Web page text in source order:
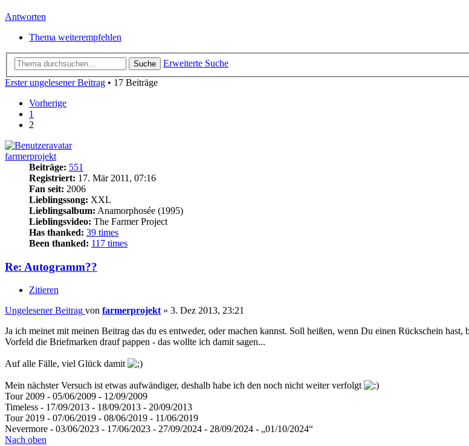
Antworten
Thema weiterempfehlen
Suche
Erweiterte Suche
Erster ungelesener Beitrag • 17 Beiträge
Vorherige
1
2
farmerprojekt
Beiträge: 551
Registriert: 17. Mär 2011, 07:16
Fan seit: 2006
Lieblingssong: XXL
Lieblingsalbum: Anamorphosée (1995)
Lieblingsvideo: The Farmer Project
Has thanked: 39 times
Been thanked: 117 times
Re: Autogramm??
Zitieren
Ungelesener Beitrag von farmerprojekt » 3. Dez 2013, 23:21
Ja ich meinet mit meinen Beitrag das du es entweder, oder machen kannst. Soll heißen, wenn Du einen Rückschein
Vorfeld die Briefmarken drauf pappen - das wollte ich damit sagen...
Auf alle Fälle, viel Glück damit
Mein nächster Versuch ist etwas aufwändiger, deshalb habe ich den noch nicht weiter verfolgt
Tour 2009 - 05/06/2009 - 12/09/2009
Timeless - 17/09/2013 - 18/09/2013 - 20/09/2013
Tour 2019 - 07/06/2019 - 08/06/2019 - 11/06/2019
Nevermore - 03/06/2023 - 17/06/2023 - 27/09/2024 - 28/09/2024 - „01/10/2024“
Nach oben